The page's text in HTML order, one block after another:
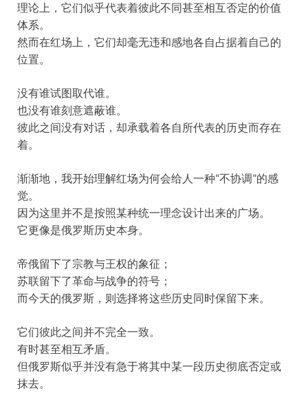
理论上，它们似乎代表着彼此不同甚至相互否定的价值
体系。
然而在红场上，它们却毫无违和感地各自占据着自己的
位置。
没有谁试图取代谁。
也没有谁刻意遮蔽谁。
彼此之间没有对话，却承载着各自所代表的历史而存在
着。
渐渐地，我开始理解红场为何会给人一种“不协调”的感
觉。
因为这里并不是按照某种统一理念设计出来的广场。
它更像是俄罗斯历史本身。
帝俄留下了宗教与王权的象征；
苏联留下了革命与战争的符号；
而今天的俄罗斯，则选择将这些历史同时保留下来。
它们彼此之间并不完全一致。
有时甚至相互矛盾。
但俄罗斯似乎并没有急于将其中某一段历史彻底否定或
抹去。